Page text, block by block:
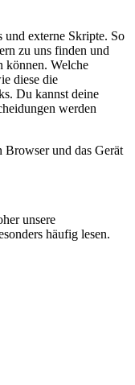
externe Skripte. So
zu uns finden und
können. Welche
diese die
Du kannst deine
werden
und das Gerät
unsere
häufig lesen.